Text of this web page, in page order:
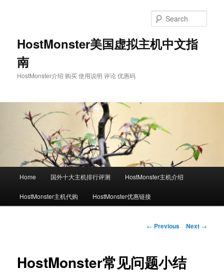
HostMonster美国虚拟主机中文指
南
HostMonster介绍 购买 使用说明 评论 优惠码
Home 国外十大主机排行评测 HostMonster主机介绍
HostMonster主机代购 HostMonster优惠链接
Post
← Previous Next →
HostMonster常见问题小结